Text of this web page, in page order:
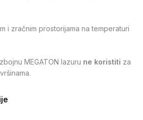
i zračnim prostorijama na temperaturi
MEGATON lazuru ne koristiti za